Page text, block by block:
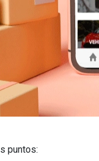
puntos: